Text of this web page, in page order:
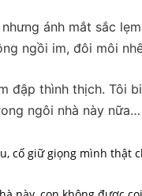
ánh mắt sắc
ngồi im, đôi môi
đập thình thịch. Tôi
ngôi nhà này nữa…
cố giữ giọng mình thật